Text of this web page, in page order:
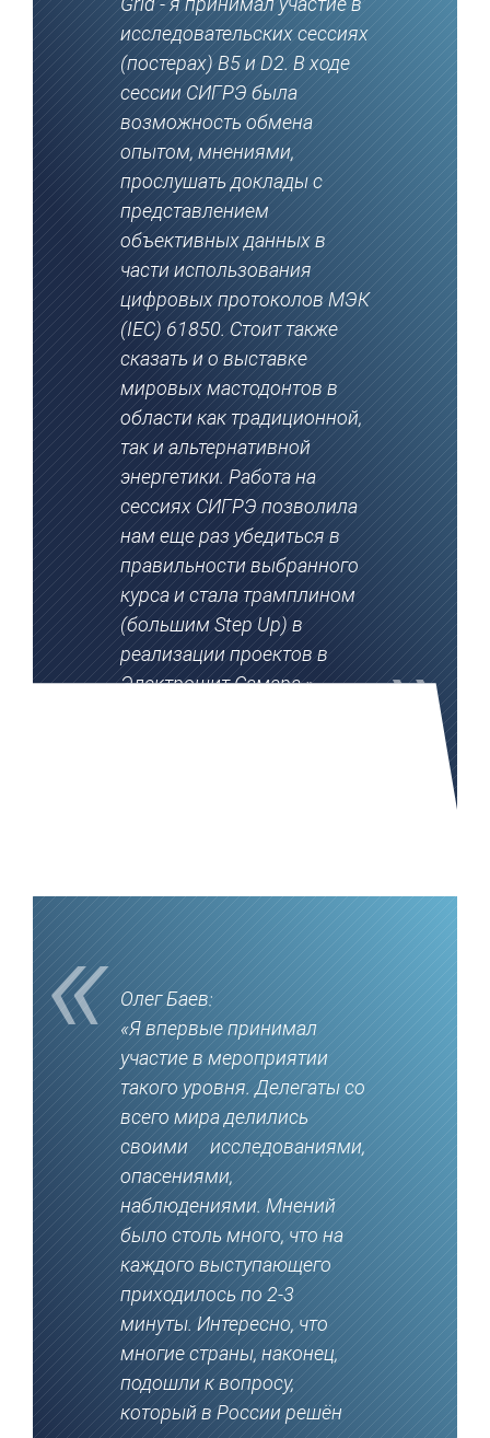
исследовательских сессиях
(постерах) В5 и D2. В ходе
сессии СИГРЭ была
возможность обмена
опытом, мнениями,
прослушать доклады с
представлением
объективных данных в
части использования
цифровых протоколов МЭК
(IEC) 61850. Стоит также
сказать и о выставке
мировых мастодонтов в
области как традиционной,
так и альтернативной
энергетики. Работа на
сессиях СИГРЭ позволила
нам еще раз убедиться в
правильности выбранного
курса и стала трамплином
(большим Step Up) в
реализации проектов в
Электрощит Самара.»
Олег Баев:
«Я впервые принимал
участие в мероприятии
такого уровня. Делегаты со
всего мира делились
своими исследованиями,
опасениями,
наблюдениями. Мнений
было столь много, что на
каждого выступающего
приходилось по 2-3
минуты. Интересно, что
многие страны, наконец,
подошли к вопросу,
который в России решён